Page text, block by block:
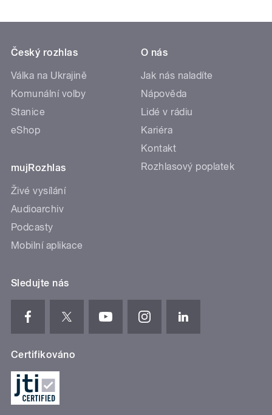
Český rozhlas
Válka na Ukrajině
Komunální volby
Stanice
eShop
mujRozhlas
Živé vysílání
Audioarchiv
Podcasty
Mobilní aplikace
O nás
Jak nás naladíte
Nápověda
Lidé v rádiu
Kariéra
Kontakt
Rozhlasový poplatek
Sledujte nás
Certifikováno